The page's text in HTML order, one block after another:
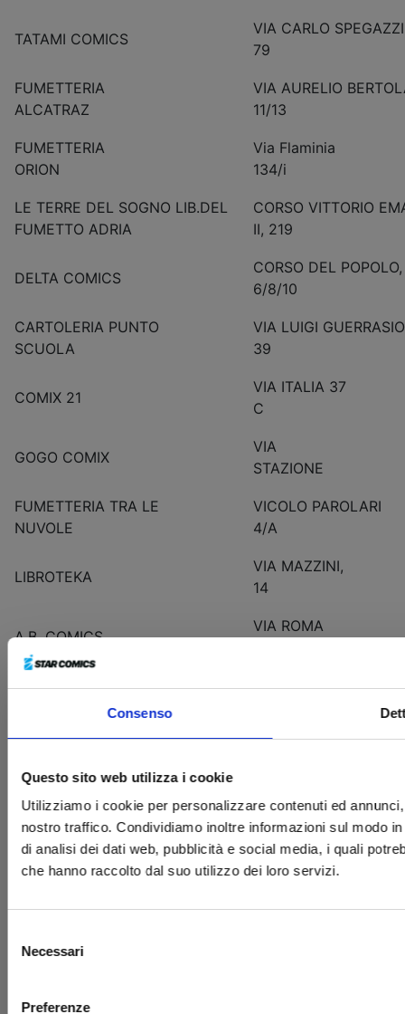
Consenso
Questo sito web utilizza i cookie
Utilizziamo i cookie per personalizzare contenuti ed
nostro traffico. Condividiamo inoltre informazioni sul modo
di analisi dei dati web, pubblicità e social media, i quali
che hanno raccolto dal suo utilizzo dei loro servizi.
delNecessari
Preferenze
TATAMI COMICS
VIA CARLO
79
FUMETTERIA
ALCATRAZ
VIA AURELIO
11/13
FUMETTERIA
ORION
Via Flaminia
134/i
LE TERRE DEL SOGNO LIB.DEL
FUMETTO ADRIA
CORSO VITTORIO
II, 219
DELTA COMICS
CORSO DEL POPOLO,
6/8/10
CARTOLERIA PUNTO
SCUOLA
VIA LUIGI
39
COMIX 21
VIA ITALIA 37
C
GOGO COMIX
VIA
FUMETTERIA TRA LE
NUVOLE
VICOLO PAROLARI
4/A
LIBROTEKA
VIA MAZZINI,
14
A.B. COMICS
VIA ROMA
BOMBER
COMICS
CORSO
DADI E MATTONCINI C/O
STRADA
FIGURIAMOCI
VIA ROSSINI
22
FUMETTERIA
CORSO LOMBARDIA
GAMES